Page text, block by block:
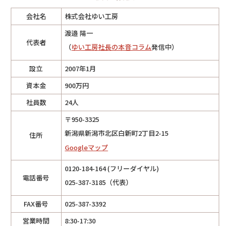
会社名 株式会社ゆい工房
代表者
渡邉 陽一
（ゆい工房社長の本音コラム発信中）
設立
2007年1月
資本金
900万円
社員数
24人
住所
〒950-3325
新潟県新潟市北区白新町2丁目2-15
Googleマップ
電話番号
0120-184-164 (フリーダイヤル)
025-387-3185（代表）
FAX番号
025-387-3392
営業時間
8:30-17:30